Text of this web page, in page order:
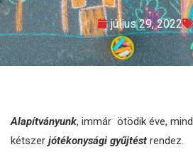
július 29, 2022
Alapítványunk, immár ötödik éve,
kétszer jótékonysági gyűjtést rendez.